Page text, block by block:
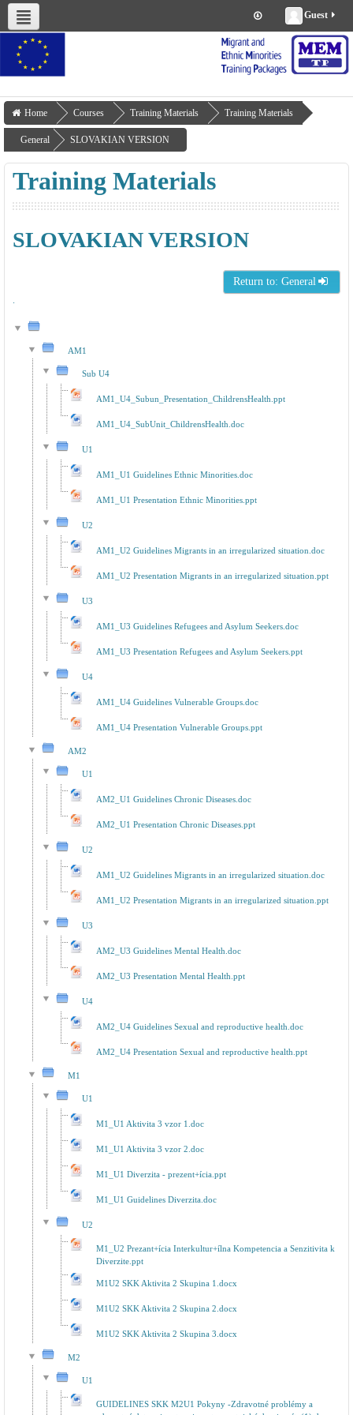
Guest
About us Work Packages
Deliverables
Home Courses Training Materials Training Materials
General SLOVAKIAN VERSION
Training Materials
SLOVAKIAN VERSION
Return to: General
.
AM1
Sub U4
AM1_U4_Subun_Presentation_ChildrensHealth.ppt
AM1_U4_SubUnit_ChildrensHealth.doc
U1
AM1_U1 Guidelines Ethnic Minorities.doc
AM1_U1 Presentation Ethnic Minorities.ppt
U2
AM1_U2 Guidelines Migrants in an irregularized situation.doc
AM1_U2 Presentation Migrants in an irregularized situation.ppt
U3
AM1_U3 Guidelines Refugees and Asylum Seekers.doc
AM1_U3 Presentation Refugees and Asylum Seekers.ppt
U4
AM1_U4 Guidelines Vulnerable Groups.doc
AM1_U4 Presentation Vulnerable Groups.ppt
AM2
U1
AM2_U1 Guidelines Chronic Diseases.doc
AM2_U1 Presentation Chronic Diseases.ppt
U2
AM1_U2 Guidelines Migrants in an irregularized situation.doc
AM1_U2 Presentation Migrants in an irregularized situation.ppt
U3
AM2_U3 Guidelines Mental Health.doc
AM2_U3 Presentation Mental Health.ppt
U4
AM2_U4 Guidelines Sexual and reproductive health.doc
AM2_U4 Presentation Sexual and reproductive health.ppt
M1
U1
M1_U1 Aktivita 3 vzor 1.doc
M1_U1 Aktivita 3 vzor 2.doc
M1_U1 Diverzita - prezent+ícia.ppt
M1_U1 Guidelines Diverzita.doc
U2
M1_U2 Prezant+ícia Interkultur+ílna Kompetencia a Senzitivita k
Diverzite.ppt
M1U2 SKK Aktivita 2 Skupina 1.docx
M1U2 SKK Aktivita 2 Skupina 2.docx
M1U2 SKK Aktivita 2 Skupina 3.docx
M2
U1
GUIDELINES SKK M2U1 Pokyny -Zdravotné problémy a